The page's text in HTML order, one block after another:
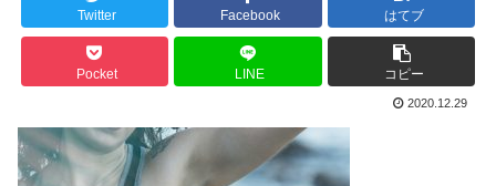
Twitter Facebook はてブ
Pocket LINE コピー
2020.12.29